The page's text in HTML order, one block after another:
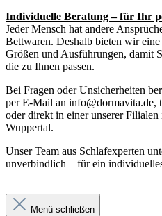
Individuelle Beratung – für Ihr
Jeder Mensch hat andere
Bettwaren. Deshalb bieten wir
Größen und Ausführungen, damit
die zu Ihnen passen.
Bei Fragen oder Unsicherheiten
per E-Mail an info@dormavita.de,
oder direkt in einer unserer
Wuppertal.
Unser Team aus Schlafexperten
unverbindlich – für ein
Menü schließen